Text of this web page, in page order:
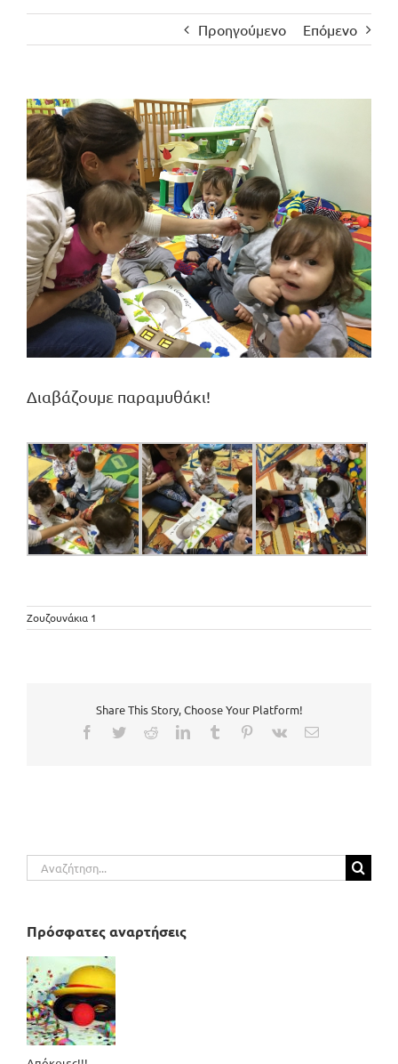
Προηγούμενο Επόμενο
Προβολή
μεγαλύτερης
εικόνας
Διαβάζουμε παραμυθάκι!
Ζουζουνάκια 1
Share This Story, Choose Your Platform!
Facebook
TwitterRedditLinkedInTumblr Pinterest
Vk Email
Αναζήτηση
για:
Πρόσφατες αναρτήσεις